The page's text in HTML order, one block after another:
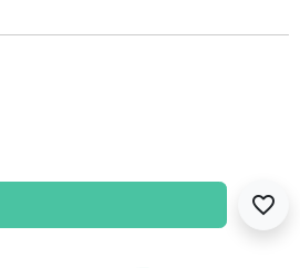
favorite_border